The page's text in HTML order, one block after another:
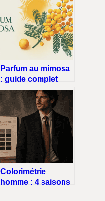
Parfum au mimosa
: guide complet
pour choisir le bon
sillage
Colorimétrie
homme : 4 saisons